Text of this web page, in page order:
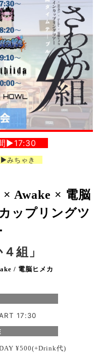
▶︎17:30
みちゃき
Awake × 電脳
ップリングツ
組」
/ 電脳ヒメカ
17:30
¥500(+Drink代)